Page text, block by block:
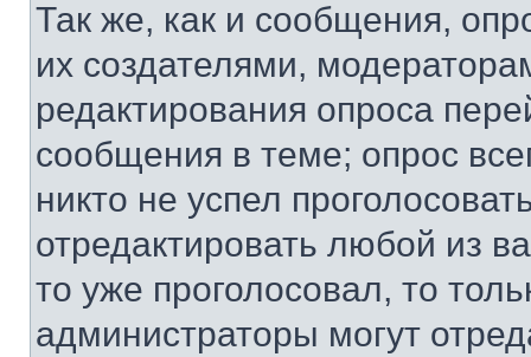
Так же, как и сообщения,
их создателями,
редактирования опроса
сообщения в теме; опрос
никто не успел
отредактировать любой из
то уже проголосовал, то
администраторы могут